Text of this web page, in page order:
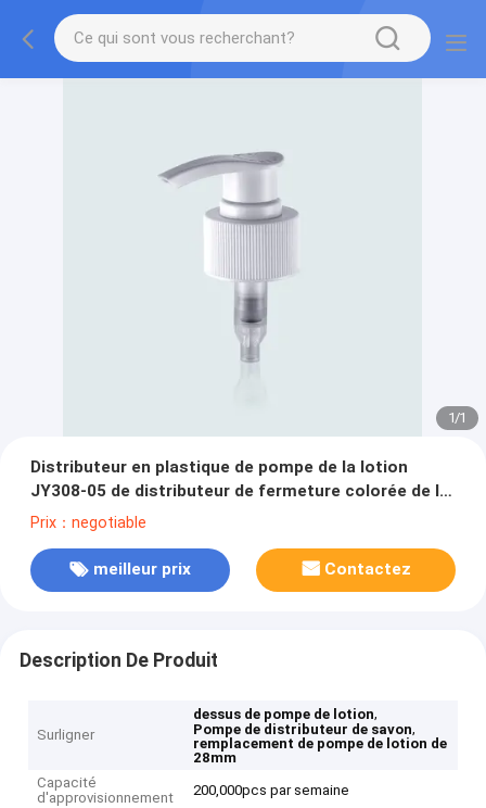
1/1
Distributeur en plastique de pompe de la lotion
JY308-05 de distributeur de fermeture colorée de la
pompe 24mm 28mm
Prix：negotiable
meilleur prix Contactez
Description De Produit
Surligner
dessus de pompe de lotion,
Pompe de distributeur de savon,
remplacement de pompe de lotion de
28mm
Capacité
d'approvisionnement
200,000pcs par semaine